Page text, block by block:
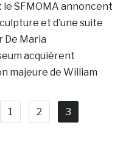
le SFMOMA annoncent
et d’une suite
De Maria
acquièrent
majeure de William
1 2 3